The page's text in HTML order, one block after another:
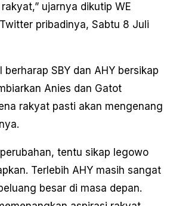
ujarnya dikutip WE
pribadinya, Sabtu 8 Juli
berharap SBY dan AHY bersikap
Anies dan Gatot
rakyat pasti akan mengenang
tentu sikap legowo
Terlebih AHY masih sangat
besar di masa depan.